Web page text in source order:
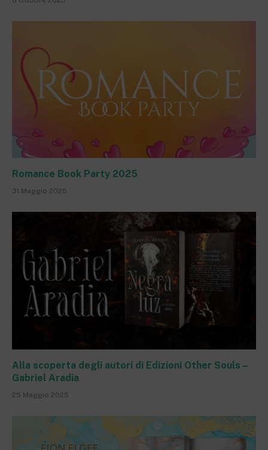
Romance Book Party 2025
31 Maggio 2025
Alla scoperta degli autori di Edizioni Other Souls –
Gabriel Aradia
25 Maggio 2025